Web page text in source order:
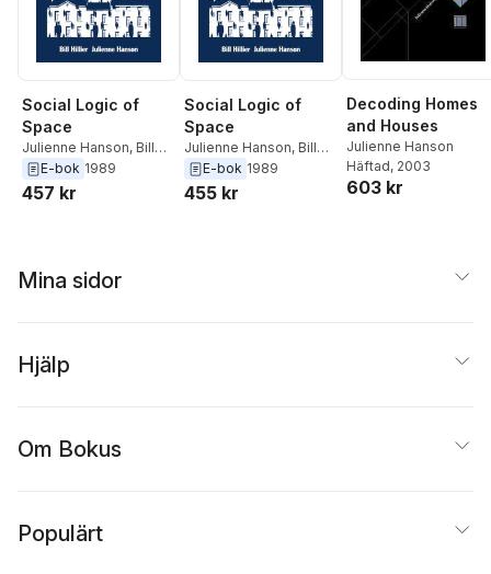
Social Logic of
Space
Julienne Hanson, Bill
HillierE-bok 1989
457 kr
Social Logic of
Space
Julienne Hanson, Bill
HillierE-bok 1989
455 kr
Decoding Homes
and Houses
Julienne Hanson
Häftad, 2003
603 kr
Mina sidor
Hjälp
Om Bokus
Populärt